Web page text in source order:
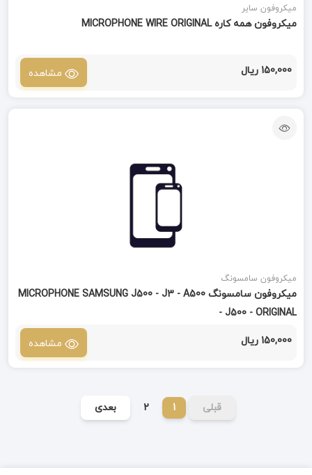
میکروفون سایر
میکروفون همه کاره MICROPHONE WIRE ORIGINAL
150,000 ریال مشاهده
میکروفون سامسونگ
میکروفون سامسونگ MICROPHONE SAMSUNG J500 - J3 - A500
- J500 - ORIGINAL
150,000 ریال مشاهده
قبلی 1
2 بعدی